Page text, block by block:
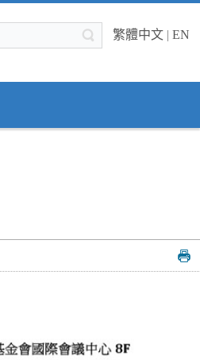
繁體中文 | EN